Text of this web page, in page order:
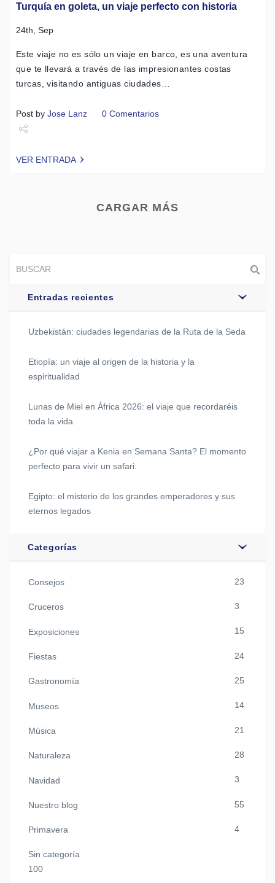
Turquía en goleta, un viaje perfecto con historia
24th, Sep
Este viaje no es sólo un viaje en barco, es una aventura
que te llevará a través de las impresionantes costas
turcas, visitando antiguas ciudades…
Post by Jose Lanz 0 Comentarios
VER ENTRADA
CARGAR MÁS
Entradas recientes
Uzbekistán: ciudades legendarias de la Ruta de la Seda
Etiopía: un viaje al origen de la historia y la
espiritualidad
Lunas de Miel en África 2026: el viaje que recordaréis
toda la vida
¿Por qué viajar a Kenia en Semana Santa? El momento
perfecto para vivir un safari.
Egipto: el misterio de los grandes emperadores y sus
eternos legados
Categorías
Consejos 23
Cruceros 3
Exposiciones 15
Fiestas 24
Gastronomía 25
Museos 14
Música 21
Naturaleza 28
Navidad 3
Nuestro blog 55
Primavera 4
Sin categoría
100